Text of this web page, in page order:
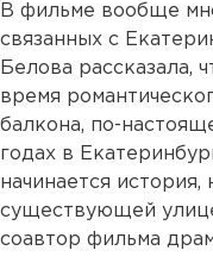
В фильме вообще
связанных с
Белова рассказала,
время
балкона, по-
годах в
начинается история,
существующей
соавтор фильма